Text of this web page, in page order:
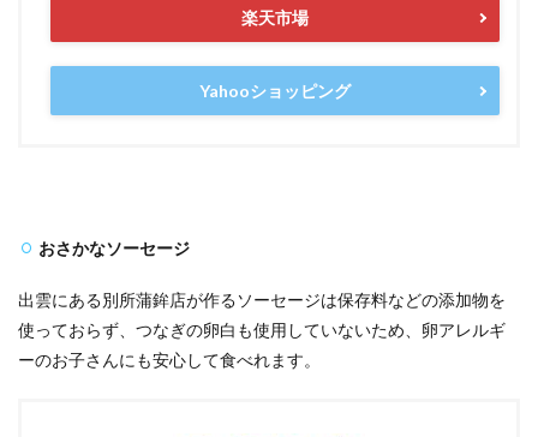
楽天市場
Yahooショッピング
おさかなソーセージ
出雲にある別所蒲鉾店が作るソーセージは保存料などの添加物を
使っておらず、つなぎの卵白も使用していないため、卵アレルギ
ーのお子さんにも安心して食べれます。